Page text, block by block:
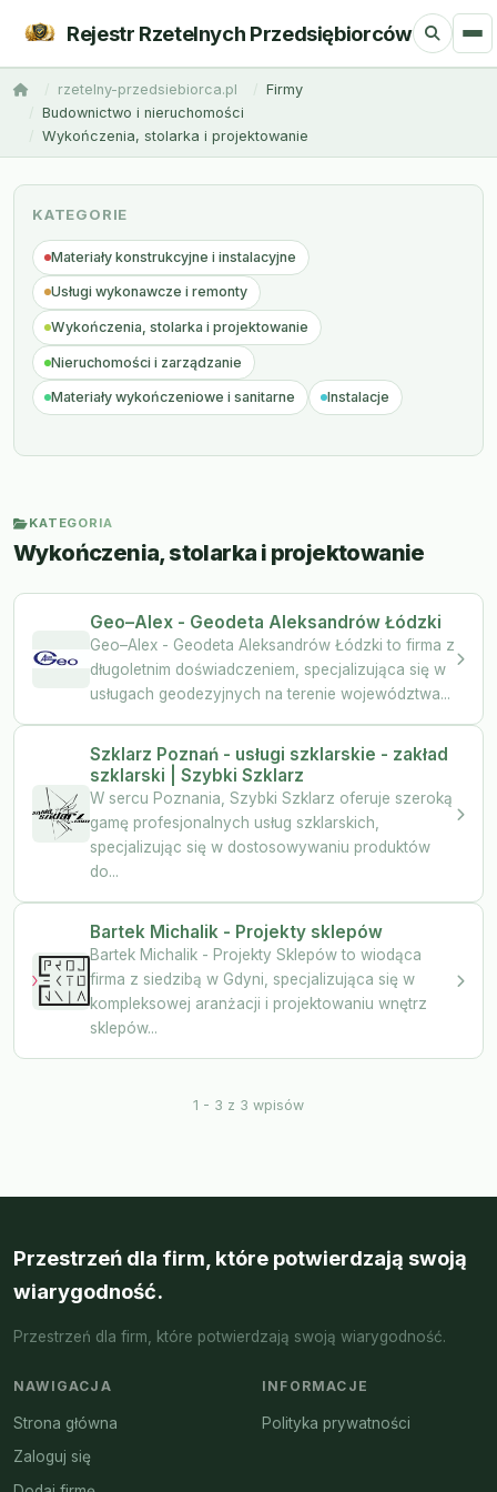
Rejestr Rzetelnych Przedsiębiorców
rzetelny-przedsiebiorca.pl
Firmy
Budownictwo i nieruchomości
Wykończenia, stolarka i projektowanie
KATEGORIE
Materiały konstrukcyjne i instalacyjne
Usługi wykonawcze i remonty
Wykończenia, stolarka i projektowanie
Nieruchomości i zarządzanie
Materiały wykończeniowe i sanitarne Instalacje
KATEGORIA
Wykończenia, stolarka i projektowanie
Geo–Alex - Geodeta Aleksandrów Łódzki
Geo–Alex - Geodeta Aleksandrów Łódzki to firma z
długoletnim doświadczeniem, specjalizująca się w
usługach geodezyjnych na terenie województwa...
Szklarz Poznań - usługi szklarskie - zakład
szklarski | Szybki Szklarz
W sercu Poznania, Szybki Szklarz oferuje szeroką
gamę profesjonalnych usług szklarskich,
specjalizując się w dostosowywaniu produktów
do...
Bartek Michalik - Projekty sklepów
Bartek Michalik - Projekty Sklepów to wiodąca
firma z siedzibą w Gdyni, specjalizująca się w
kompleksowej aranżacji i projektowaniu wnętrz
sklepów...
1 - 3 z 3 wpisów
Przestrzeń dla firm, które potwierdzają swoją
wiarygodność.
Przestrzeń dla firm, które potwierdzają swoją wiarygodność.
NAWIGACJA
Strona główna
Zaloguj się
INFORMACJE
Polityka prywatności